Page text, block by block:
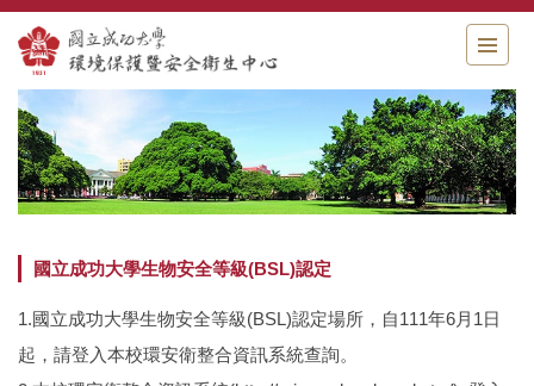
跳
到
主
要
內
容
區
國立成功大學生物安全等級(BSL)認定
1.國立成功大學生物安全等級(BSL)認定場所，自111年6月1日
起，請登入本校環安衛整合資訊系統查詢。